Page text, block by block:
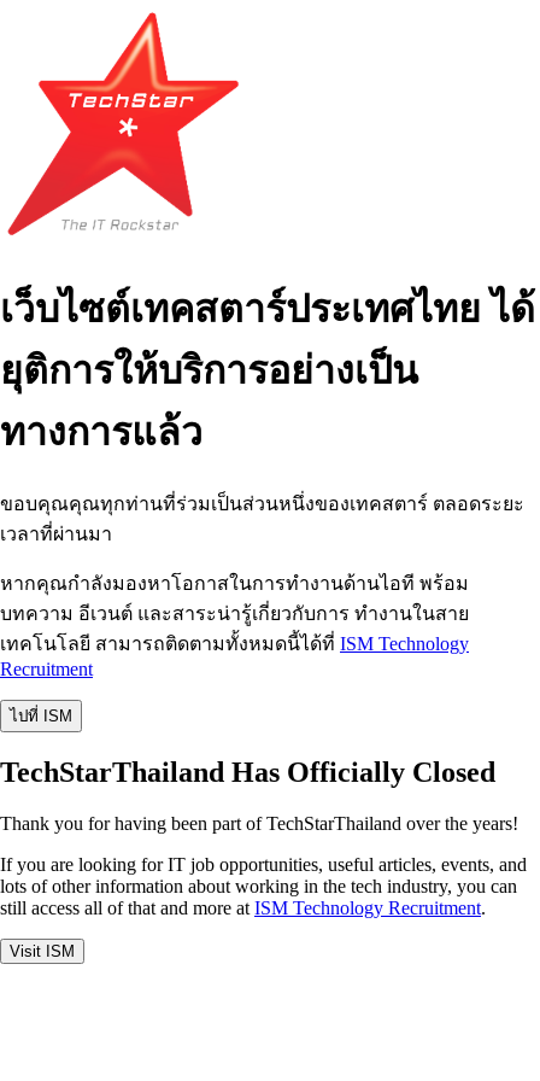
เว็บไซต์เทคสตาร์ประเทศไทย ได้
ยุติการให้บริการอย่างเป็น
ทางการแล้ว
ขอบคุณคุณทุกท่านที่ร่วมเป็นส่วนหนึ่งของเทคสตาร์ ตลอดระยะ
เวลาที่ผ่านมา
หากคุณกำลังมองหาโอกาสในการทำงานด้านไอที พร้อม
บทความ อีเวนต์ และสาระน่ารู้เกี่ยวกับการ ทำงานในสาย
เทคโนโลยี สามารถติดตามทั้งหมดนี้ได้ที่ ISM Technology
Recruitment
ไปที่ ISM
TechStarThailand Has Officially Closed
Thank you for having been part of TechStarThailand over the years!
If you are looking for IT job opportunities, useful articles, events, and
lots of other information about working in the tech industry, you can
still access all of that and more at ISM Technology Recruitment.
Visit ISM